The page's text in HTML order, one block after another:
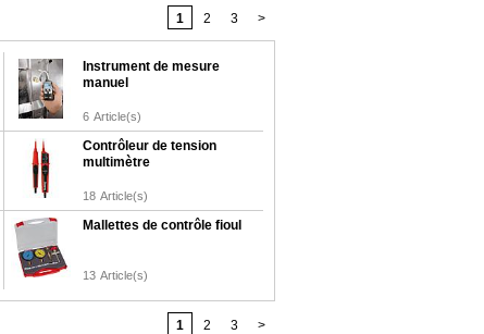
1 2 3 >
Instrument de mesure
manuel
6 Article(s)
Contrôleur de tension
multimètre
18 Article(s)
Mallettes de contrôle fioul
13 Article(s)
1 2 3 >